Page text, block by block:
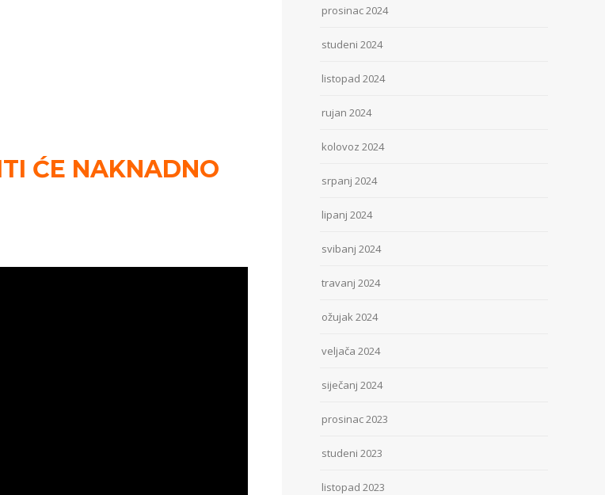
ĆE NAKNADNO
prosinac 2024
studeni 2024
listopad 2024
rujan 2024
kolovoz 2024
srpanj 2024
lipanj 2024
svibanj 2024
travanj 2024
ožujak 2024
veljača 2024
siječanj 2024
prosinac 2023
studeni 2023
listopad 2023